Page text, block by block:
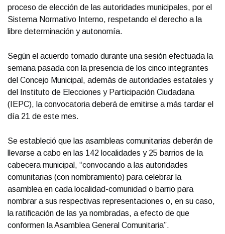
proceso de elección de las autoridades municipales, por el
Sistema Normativo Interno, respetando el derecho a la
libre determinación y autonomía.
Según el acuerdo tomado durante una sesión efectuada la
semana pasada con la presencia de los cinco integrantes
del Concejo Municipal, además de autoridades estatales y
del Instituto de Elecciones y Participación Ciudadana
(IEPC), la convocatoria deberá de emitirse a más tardar el
día 21 de este mes.
Se estableció que las asambleas comunitarias deberán de
llevarse a cabo en las 142 localidades y 25 barrios de la
cabecera municipal, “convocando a las autoridades
comunitarias (con nombramiento) para celebrar la
asamblea en cada localidad-comunidad o barrio para
nombrar a sus respectivas representaciones o, en su caso,
la ratificación de las ya nombradas, a efecto de que
conformen la Asamblea General Comunitaria”.